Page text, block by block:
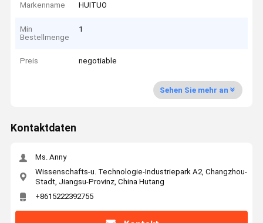
Markenname HUITUO
Min
Bestellmenge
1
Preis negotiable
Sehen Sie mehr an
Kontaktdaten
Ms. Anny
Wissenschafts-u. Technologie-Industriepark A2, Changzhou-
Stadt, Jiangsu-Provinz, China Hutang
+8615222392755